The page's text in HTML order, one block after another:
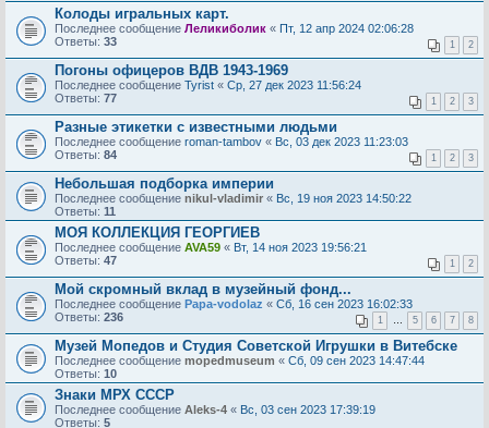
Колоды игральных карт.
Последнее сообщение Леликиболик « Пт, 12 апр 2024 02:06:28
Ответы: 33 1 2
Погоны офицеров ВДВ 1943-1969
Последнее сообщение Tyrist « Ср, 27 дек 2023 11:56:24
Ответы: 77 1 2 3
Разные этикетки с известными людьми
Последнее сообщение roman-tambov « Вс, 03 дек 2023 11:23:03
Ответы: 84 1 2 3
Небольшая подборка империи
Последнее сообщение nikul-vladimir « Вс, 19 ноя 2023 14:50:22
Ответы: 11
МОЯ КОЛЛЕКЦИЯ ГЕОРГИЕВ
Последнее сообщение AVA59 « Вт, 14 ноя 2023 19:56:21
Ответы: 47 1 2
Мой скромный вклад в музейный фонд...
Последнее сообщение Papa-vodolaz « Сб, 16 сен 2023 16:02:33
Ответы: 236 1 … 5 6 7 8
Музей Мопедов и Студия Советской Игрушки в Витебске
Последнее сообщение mopedmuseum « Сб, 09 сен 2023 14:47:44
Ответы: 10
Знаки МРХ СССР
Последнее сообщение Aleks-4 « Вс, 03 сен 2023 17:39:19
Ответы: 5